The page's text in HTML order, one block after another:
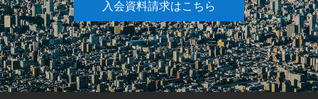
入会資料請求はこちら